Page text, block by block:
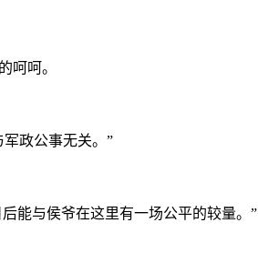
呵呵。
政公事无关。”
能与侯爷在这里有一场公平的较量。”